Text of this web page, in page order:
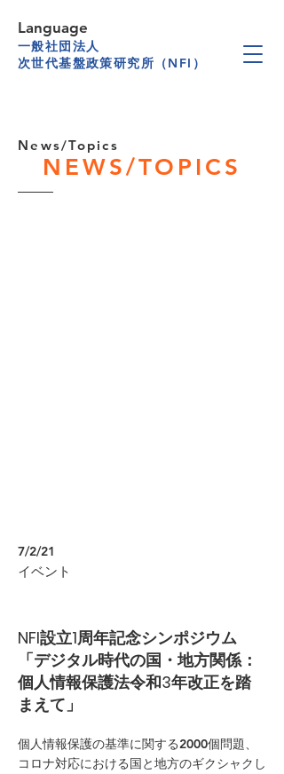
一般社団法人
次世代基盤政策研究所（NFI）
Language
News/Topics
NEWS/TOPICS
7/2/21
イベント
NFI設立1周年記念シンポジウム
「デジタル時代の国・地方関係：
個人情報保護法令和3年改正を踏
まえて」
個人情報保護の基準に関する2000個問題、
コロナ対応における国と地方のギクシャクし